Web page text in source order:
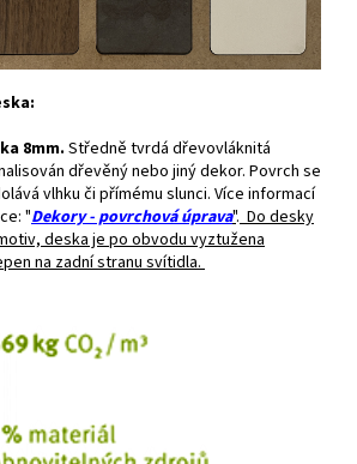
8mm. Středně tvrdá dřevovláknitá
dřevěný nebo jiný dekor. Povrch se
vlhku či přímému slunci. Více informací
"Dekory - povrchová úprava". Do desky
deska je po obvodu vyztužena
na zadní stranu svítidla.